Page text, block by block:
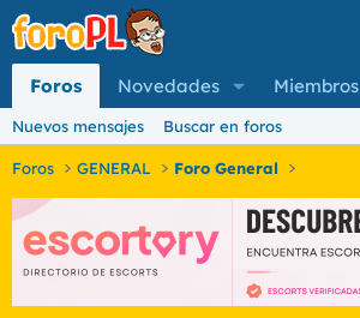
Foros Novedades Miembros
Nuevos mensajes Buscar en foros
Foros GENERAL Foro General